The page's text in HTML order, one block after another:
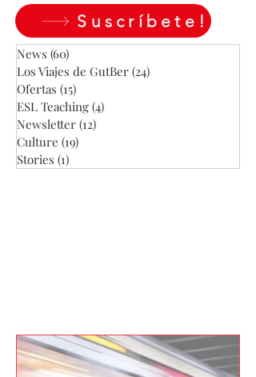
Suscríbete!
News (60)
Los Viajes de GutBer (24)
Ofertas (15)
ESL Teaching (4)
Newsletter (12)
Culture (19)
Stories (1)